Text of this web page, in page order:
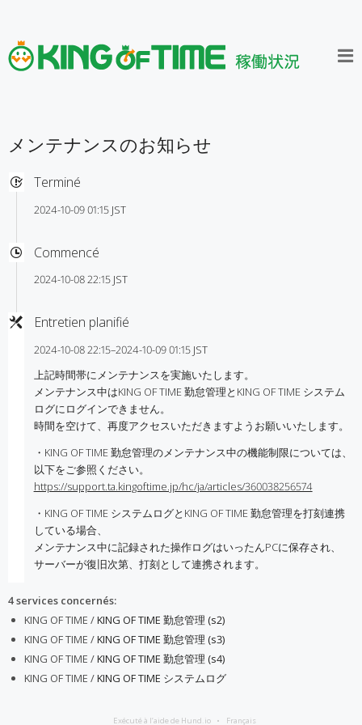
メンテナンスのお知らせ
Terminé
2024-10-09 01:15 JST
Commencé
2024-10-08 22:15 JST
Entretien planifié
2024-10-08 22:15–2024-10-09 01:15 JST
上記時間帯にメンテナンスを実施いたします。
メンテナンス中はKING OF TIME 勤怠管理とKING OF TIME システム
ログにログインできません。
時間を空けて、再度アクセスいただきますようお願いいたします。
・KING OF TIME 勤怠管理のメンテナンス中の機能制限については、
以下をご参照ください。
https://support.ta.kingoftime.jp/hc/ja/articles/360038256574
・KING OF TIME システムログとKING OF TIME 勤怠管理を打刻連携
している場合、
メンテナンス中に記録された操作ログはいったんPCに保存され、
サーバーが復旧次第、打刻として連携されます。
4 services concernés:
KING OF TIME /KING OF TIME 勤怠管理 (s2)
KING OF TIME /KING OF TIME 勤怠管理 (s3)
KING OF TIME /KING OF TIME 勤怠管理 (s4)
KING OF TIME /KING OF TIME システムログ
Exécuté à l’aide de Hund.io Français